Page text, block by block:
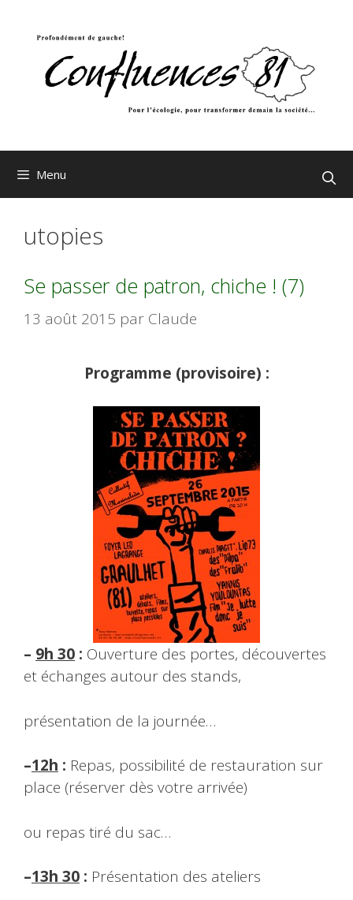
Menu
utopies
Se passer de patron, chiche ! (7)
13 août 2015 par Claude
Programme (provisoire) :
– 9h 30 : Ouverture des portes, découvertes
et échanges autour des stands,
présentation de la journée…
–12h : Repas, possibilité de restauration sur
place (réserver dès votre arrivée)
ou repas tiré du sac…
–13h 30 : Présentation des ateliers